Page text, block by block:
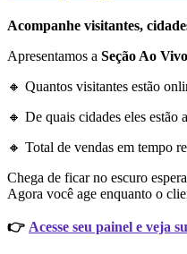
Acompanhe visitantes,
Apresentamos a Seção Ao Vivo
🔸 Quantos visitantes estão
🔸 De quais cidades eles estão
🔸 Total de vendas em tempo
Chega de ficar no escuro
Agora você age enquanto o
👉 Acesse seu painel e veja